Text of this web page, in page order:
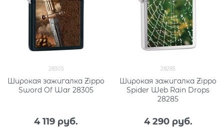
28305
Широкая зажигалка Zippo
Sword Of War 28305
4 119 руб.
28285
Широкая зажигалка Zippo
Spider Web Rain Drops
28285
4 290 руб.